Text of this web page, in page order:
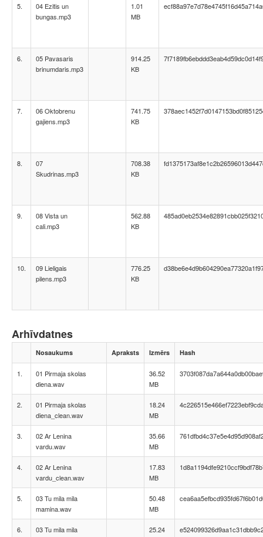
5.
04 Ezitis un
bungas.mp3
1.01
MB
6.
05 Pavasaris
brinumdaris.mp3
914.25
KB
7.
06 Oktobrenu
gajiens.mp3
741.75
KB
8.
07
Skudrinas.mp3
708.38
KB
9.
08 Vista un
cali.mp3
562.88
KB
10.
09 Lieligais
pilens.mp3
776.25
KB
Arhīvdatnes
Nosaukums Apraksts Izmērs Hash
1.
01 Pirmaja skolas
diena.wav
36.52
MB
2.
01 Pirmaja skolas
diena_clean.wav
18.24
MB
3.
02 Ar Lenina
vardu.wav
35.66
MB
4.
02 Ar Lenina
vardu_clean.wav
17.83
MB
5.
03 Tu mila mila
mamina.wav
50.48
MB
6.
03 Tu mila mila
25.24